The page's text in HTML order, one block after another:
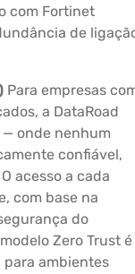
com Fortinet
de
Para empresas
a DataRoad
onde nenhum
confiável,
acesso a cada
com base na
do
Zero Trust é
para ambientes